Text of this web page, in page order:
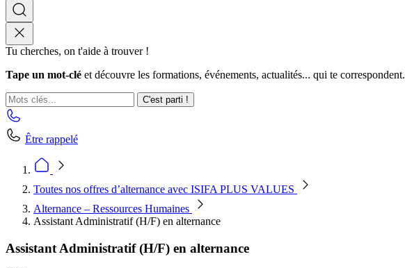
Tu cherches, on t'aide à trouver !
Tape un mot-clé et découvre les formations, événements, actualités... qui te correspondent.
C'est parti !
Être rappelé
Toutes nos offres d’alternance avec ISIFA PLUS VALUES
Alternance – Ressources Humaines
Assistant Administratif (H/F) en alternance
Assistant Administratif (H/F) en alternance